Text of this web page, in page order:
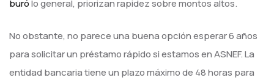
burólo general, priorizan rapidez sobre montos altos.
No obstante, no parece una buena opción esperar 6 años
para solicitar un préstamo rápido si estamos en ASNEF. La
entidad bancaria tiene un plazo máximo de 48 horas para